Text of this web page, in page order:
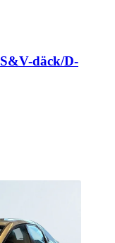
däck/D-